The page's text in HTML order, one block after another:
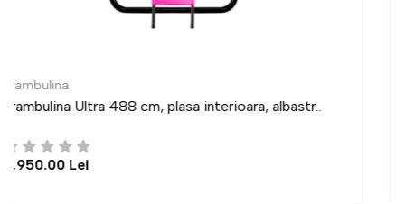
Trambulina Ultra 435 cm, plasa interioara,